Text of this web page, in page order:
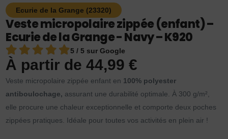
Ecurie de la Grange (23320)
Veste micropolaire zippée (enfant) –
Ecurie de la Grange - Navy – K920
5 / 5 sur Google
À partir de44,99€
Veste micropolaire zippée enfant en 100% polyester
antiboulochage, assurant une durabilité optimale. À 300 g/m²,
elle procure une chaleur exceptionnelle et comporte deux poches
zippées pratiques. Idéale pour toutes vos activités en plein air !